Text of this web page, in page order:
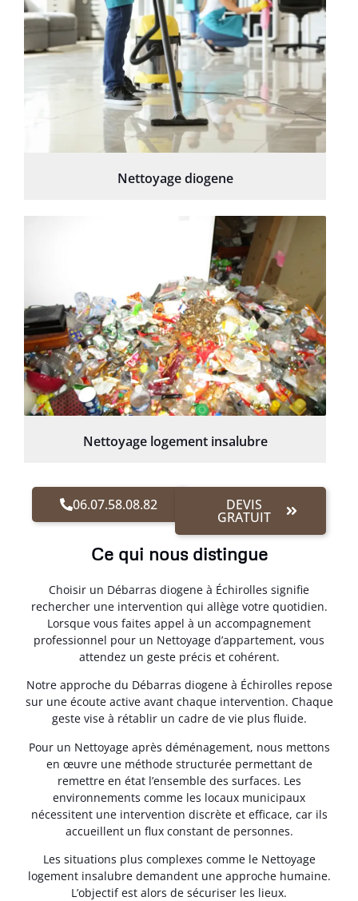
Nettoyage diogene
Nettoyage logement insalubre
06.07.58.08.82 DEVIS
GRATUIT
Ce qui nous distingue
Choisir un Débarras diogene à Échirolles signifie
rechercher une intervention qui allège votre quotidien.
Lorsque vous faites appel à un accompagnement
professionnel pour un Nettoyage d’appartement, vous
attendez un geste précis et cohérent.
Notre approche du Débarras diogene à Échirolles repose
sur une écoute active avant chaque intervention. Chaque
geste vise à rétablir un cadre de vie plus fluide.
Pour un Nettoyage après déménagement, nous mettons
en œuvre une méthode structurée permettant de
remettre en état l’ensemble des surfaces. Les
environnements comme les locaux municipaux
nécessitent une intervention discrète et efficace, car ils
accueillent un flux constant de personnes.
Les situations plus complexes comme le Nettoyage
logement insalubre demandent une approche humaine.
L’objectif est alors de sécuriser les lieux.